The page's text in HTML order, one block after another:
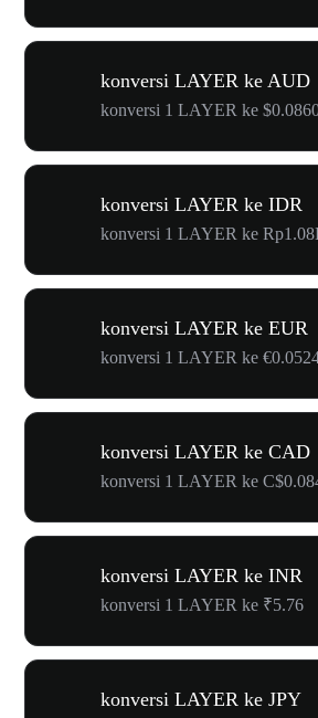
konversi LAYER ke AUD
konversi 1 LAYER ke
konversi LAYER ke IDR
konversi 1 LAYER ke
konversi LAYER ke EUR
konversi 1 LAYER ke
konversi LAYER ke CAD
konversi 1 LAYER ke
konversi LAYER ke INR
konversi 1 LAYER ke ₹5.76
konversi LAYER ke JPY